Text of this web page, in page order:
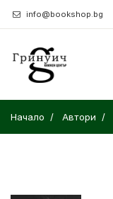
info@bookshop.bg
Начало Автори